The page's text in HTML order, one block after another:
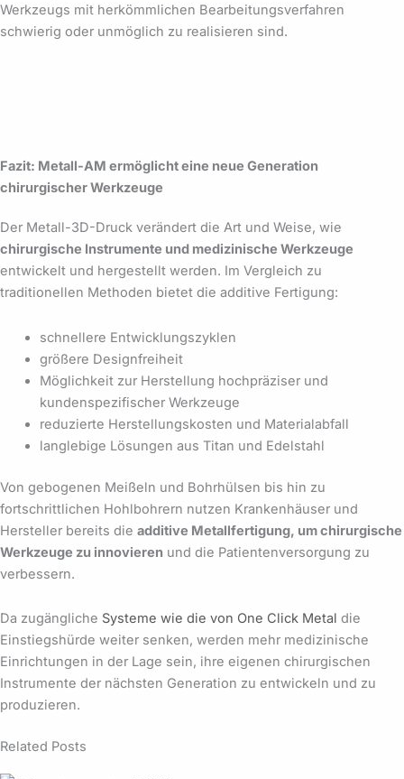
Werkzeugs mit herkömmlichen Bearbeitungsverfahren
schwierig oder unmöglich zu realisieren sind.
Fazit: Metall-AM ermöglicht eine neue Generation
chirurgischer Werkzeuge
Der Metall-3D-Druck verändert die Art und Weise, wie
chirurgische Instrumente und medizinische Werkzeuge
entwickelt und hergestellt werden. Im Vergleich zu
traditionellen Methoden bietet die additive Fertigung:
schnellere Entwicklungszyklen
größere Designfreiheit
Möglichkeit zur Herstellung hochpräziser und
kundenspezifischer Werkzeuge
reduzierte Herstellungskosten und Materialabfall
langlebige Lösungen aus Titan und Edelstahl
Von gebogenen Meißeln und Bohrhülsen bis hin zu
fortschrittlichen Hohlbohrern nutzen Krankenhäuser und
Hersteller bereits die additive Metallfertigung, um chirurgische
Werkzeuge zu innovieren und die Patientenversorgung zu
verbessern.
Da zugängliche Systeme wie die von One Click Metal die
Einstiegshürde weiter senken, werden mehr medizinische
Einrichtungen in der Lage sein, ihre eigenen chirurgischen
Instrumente der nächsten Generation zu entwickeln und zu
produzieren.
Related Posts